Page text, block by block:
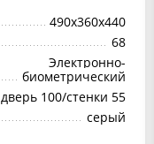
490х360х440
68
Электронно-
биометрический
дверь 100/стенки 55
серый